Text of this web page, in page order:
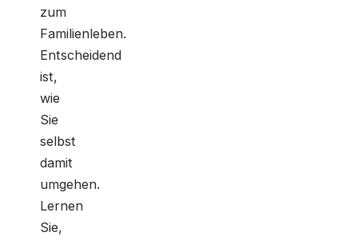
zum
Familienleben.
Entscheidend
ist,
wie
Sie
selbst
damit
umgehen.
Lernen
Sie,